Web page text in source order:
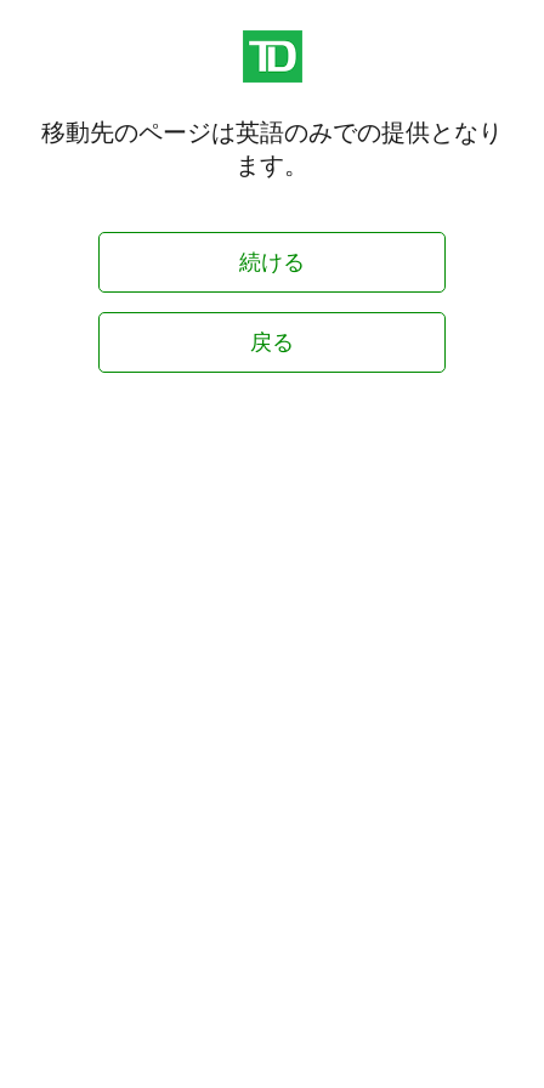
移動先のページは英語のみでの提供となり
ます。
続ける
戻る